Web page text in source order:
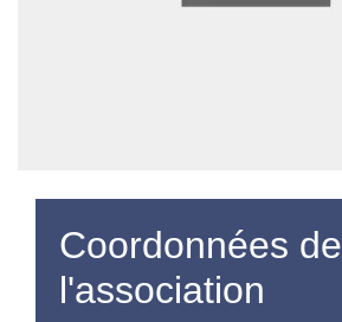
Coordonnées de
l'association